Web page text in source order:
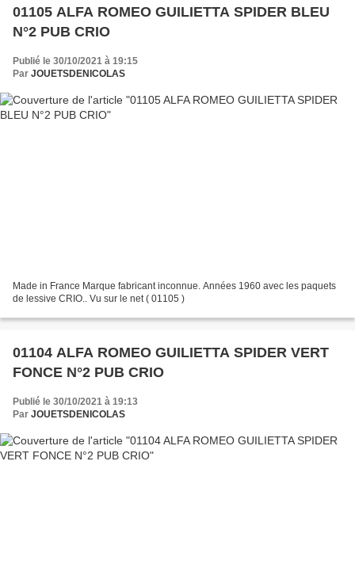
01105 ALFA ROMEO GUILIETTA SPIDER BLEU
N°2 PUB CRIO
Publié le 30/10/2021 à 19:15
Par JOUETSDENICOLAS
Made in France Marque fabricant inconnue. Années 1960 avec les paquets
de lessive CRIO.. Vu sur le net ( 01105 )
01104 ALFA ROMEO GUILIETTA SPIDER VERT
FONCE N°2 PUB CRIO
Publié le 30/10/2021 à 19:13
Par JOUETSDENICOLAS